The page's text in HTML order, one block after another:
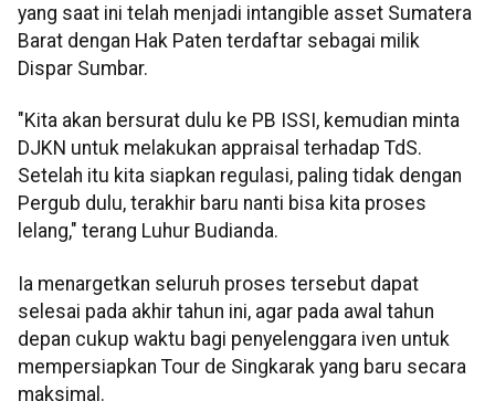
yang saat ini telah menjadi intangible asset Sumatera
Barat dengan Hak Paten terdaftar sebagai milik
Dispar Sumbar.
"Kita akan bersurat dulu ke PB ISSI, kemudian minta
DJKN untuk melakukan appraisal terhadap TdS.
Setelah itu kita siapkan regulasi, paling tidak dengan
Pergub dulu, terakhir baru nanti bisa kita proses
lelang," terang Luhur Budianda.
Ia menargetkan seluruh proses tersebut dapat
selesai pada akhir tahun ini, agar pada awal tahun
depan cukup waktu bagi penyelenggara iven untuk
mempersiapkan Tour de Singkarak yang baru secara
maksimal.